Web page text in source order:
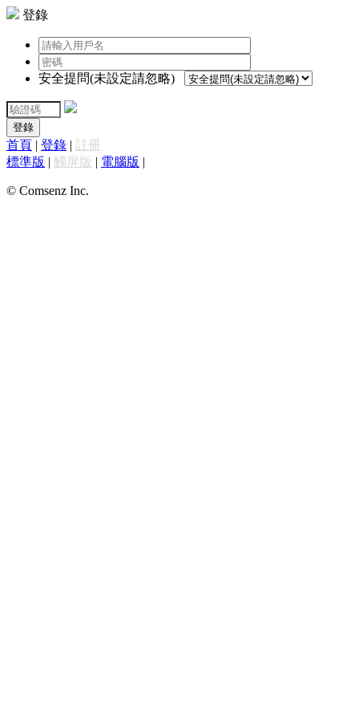
登錄
安全提問(未設定請忽略)
登錄
首頁 | 登錄 | 註冊
標準版 | 觸屏版 | 電腦版 |
© Comsenz Inc.